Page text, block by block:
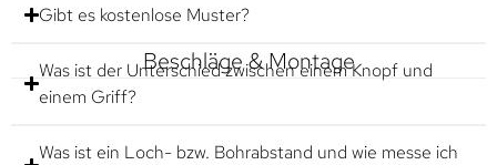
Gibt es kostenlose Muster?
Beschläge & Montage
Was ist der Unterschied zwischen einem Knopf und
einem Griff?
Was ist ein Loch- bzw. Bohrabstand und wie messe ich